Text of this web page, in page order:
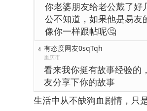
你老婆朋友给老公戴了好
公不知道，如果他是易友
像你一样跟帖呢🤔
4 有态度网友0sqTqh
重庆市
看来我你挺有故事经验的
友分享下你的故事
生活中从不缺狗血剧情，只